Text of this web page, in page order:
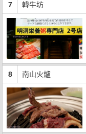
7 韓牛坊
8 南山火爐